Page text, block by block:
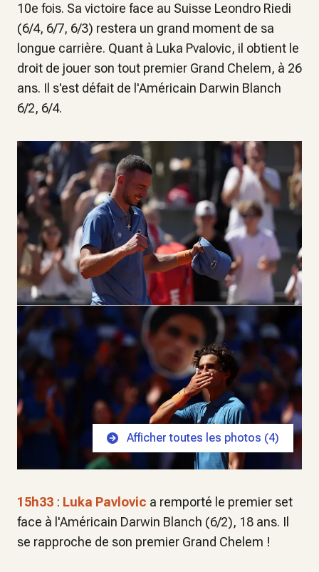
10e fois. Sa victoire face au Suisse Leondro Riedi
(6/4, 6/7, 6/3) restera un grand moment de sa
longue carrière. Quant à Luka Pvalovic, il obtient le
droit de jouer son tout premier Grand Chelem, à 26
ans. Il s'est défait de l'Américain Darwin Blanch
6/2, 6/4.
Afficher toutes les photos (4)
15h33 : Luka Pavlovic a remporté le premier set
face à l'Américain Darwin Blanch (6/2), 18 ans. Il
se rapproche de son premier Grand Chelem !